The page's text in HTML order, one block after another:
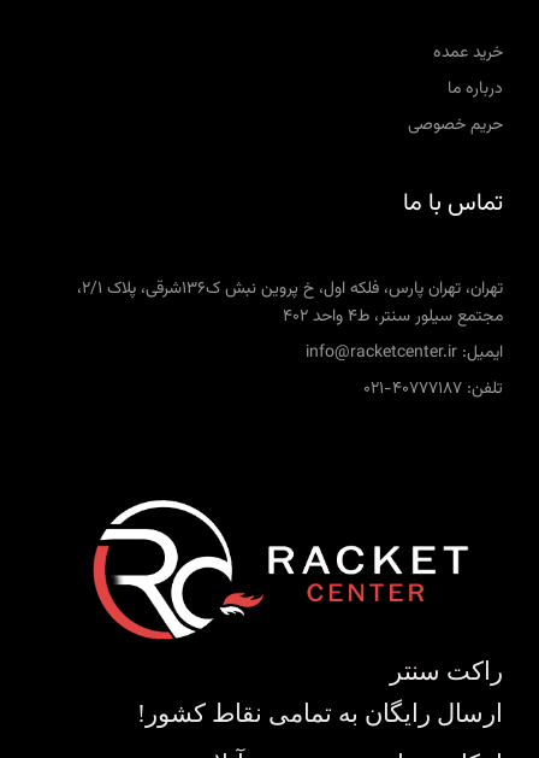
خرید عمده
درباره ما
حریم خصوصی
تماس با ما
تهران، تهران پارس، فلکه اول، خ پروین نبش ک136شرقی، پلاک 2/1،
مجتمع سیلور سنتر، ط4 واحد 402
ایمیل: info@racketcenter.ir
تلفن: 40777187-021
راکت سنتر
ارسال رایگان به تمامی نقاط کشور!